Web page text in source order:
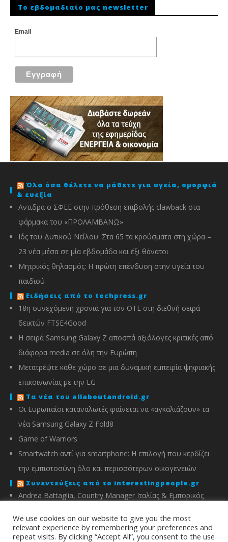
To εβδομαδιαίο μας newsletter
Email
Όλα όσα θέλετε να μάθετε για υγεία, ομορφιά
& ευεξία
Αντιδρά ο ΣΦΕΕ στην πρόθεση επιβολής clawback στα
φάρμακα του «ΠΡΟΛΑΜΒΑΝΩ»
Ιός του Δυτικού Νείλου: Στα 65 τα κρούσματα στη χώρα –
23 νέα μέσα σε μία εβδομάδα και έξι θάνατοι
Μητρικός θηλασμός: Η πρώτη επένδυση στην υγεία του
παιδιού
Ειδήσεις από το techpress.gr
18η συνεχόμενη χρονιά για τον ΟΤΕ στη διεθνή σειρά
δεικτών FTSE4Good
Η σειρά Samsung Galaxy Z αποσπά αξιόλογες κριτικές από
διάφορα media σε όλη την Ευρώπη
Μετατρέψτε κάθε χώρο σε μια δυναμική εμπειρία ψηφιακής
επικοινωνίας με την LG
Τα νέα του allaboutandroid.gr
Οι Ευρωπαίοι καταναλωτές φαίνεται να «αγκαλιάζουν» τα
νέα Samsung Galaxy Z Fold8
Game of Warriors
Smartwatch αντί για smartphone: Η επιλογή που κερδίζει
την εμπιστοσύνη όλο και περισσότερων οικογενειών
Συνεντεύξεις από το interestingpeople.gr
Andrea Battaglia, Country Manager Ιταλίας & Εμπορικός
IMOU
Μιχάλης Χειμώνας, Γενικός Διευθυντής ΣΦΕΕ
We use cookies on our website to give you the most
relevant experience by remembering your preferences and
repeat visits. By clicking “Accept All”, you consent to the use